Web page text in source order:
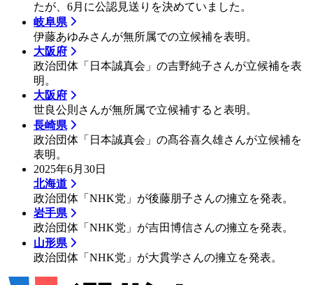
たが、6月に公認見送りを決めていました。
岐阜県
伊藤あゆみさんが無所属での立候補を表明。
大阪府
政治団体「日本誠真会」の吉野純子さんが立候補を表
明。
大阪府
世良公則さんが無所属で立候補すると表明。
長崎県
政治団体「日本誠真会」の髙谷喜久雄さんが立候補を
表明。
2025年6月30日
北海道
政治団体「NHK党」が後藤朋子さんの擁立を発表。
岩手県
政治団体「NHK党」が吉田博信さんの擁立を発表。
山形県
政治団体「NHK党」が大貫学さんの擁立を発表。